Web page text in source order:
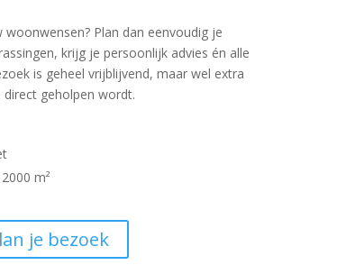
Plan dan eenvoudig je
krijg je persoonlijk advies én alle
is geheel vrijblijvend, maar wel extra
geholpen wordt.
m²
je bezoek